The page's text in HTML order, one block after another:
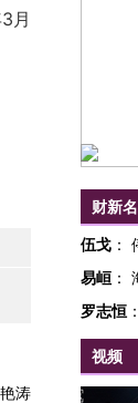
月
涛
财新
伍戈 ：
易峘 ：
罗志恒 ：
视频